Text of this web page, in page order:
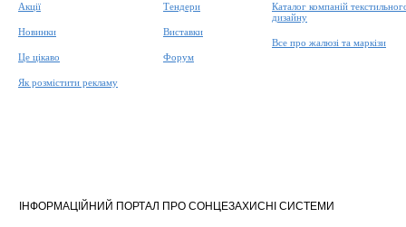
Акції
Новинки
Це цікаво
Як розмістити рекламу
Тендери
Виставки
Форум
Каталог компаній
дизайну
Все про жалюзі та маркізи
ІНФОРМАЦІЙНИЙ ПОРТАЛ ПРО СОНЦЕЗАХИСНІ СИСТЕМИ